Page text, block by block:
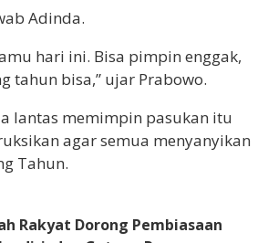
Adinda.
hari ini. Bisa pimpin enggak,
tahun bisa,” ujar Prabowo.
lantas memimpin pasukan itu
agar semua menyanyikan
Tahun.
Rakyat Dorong Pembiasaan